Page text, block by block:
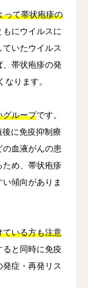
って帯状疱疹の
もにウイルスに
いたウイルス
帯状疱疹の発
ります。
グループです。
に免疫抑制療
血液がんの患
ため、帯状疱疹
傾向がありま
ている方も注意
と同時に免疫
症・再発リス